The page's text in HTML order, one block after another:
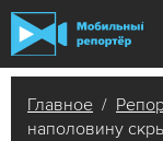
Главное /
наполовину